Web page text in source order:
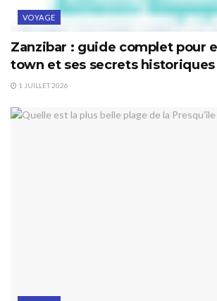
VOYAGE
Zanzibar : guide complet pour
town et ses secrets historiques
1 JUILLET 2026